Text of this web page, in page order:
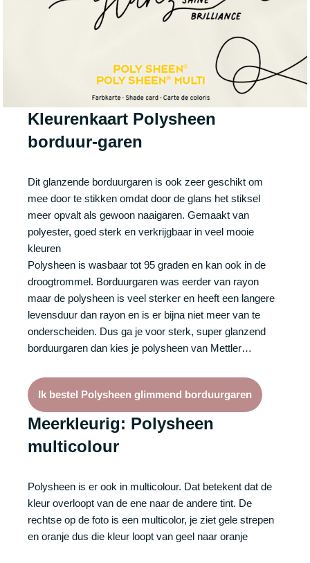
Kleurenkaart Polysheen
borduur-garen
Dit glanzende borduurgaren is ook zeer geschikt om
mee door te stikken omdat door de glans het stiksel
meer opvalt als gewoon naaigaren. Gemaakt van
polyester, goed sterk en verkrijgbaar in veel mooie
kleuren
Polysheen is wasbaar tot 95 graden en kan ook in de
droogtrommel. Borduurgaren was eerder van rayon
maar de polysheen is veel sterker en heeft een langere
levensduur dan rayon en is er bijna niet meer van te
onderscheiden. Dus ga je voor sterk, super glanzend
borduurgaren dan kies je polysheen van Mettler…
Ik bestel Polysheen glimmend borduurgaren
Meerkleurig: Polysheen
multicolour
Polysheen is er ook in multicolour. Dat betekent dat de
kleur overloopt van de ene naar de andere tint. De
rechtse op de foto is een multicolor, je ziet gele strepen
en oranje dus die kleur loopt van geel naar oranje